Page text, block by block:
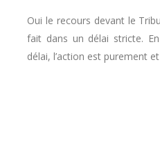
Oui le recours devant le
fait dans un délai stricte.
délai, l’action est purement